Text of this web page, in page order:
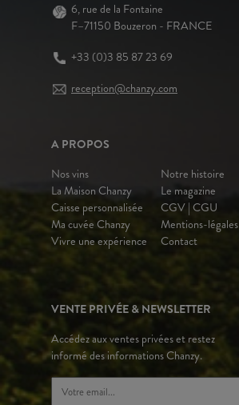
6, rue de la Fontaine
F–71150 Bouzeron - FRANCE
+33 (0)3 85 87 23 69
reception@chanzy.com
A PROPOS
Nos vins
La Maison Chanzy
Caisse personnalisée
Ma cuvée Chanzy
Vivre une expérience
Notre histoire
Le magazine
CGV | CGU
Mentions-légales
Contact
VENTE PRIVÉE & NEWSLETTER
Accédez aux ventes privées et restez
informé des informations Chanzy.